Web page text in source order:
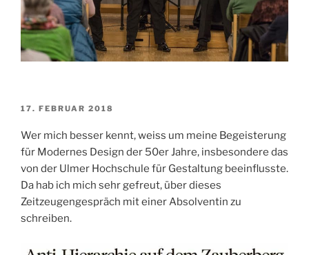
VERÖFFENTLICHT
17. FEBRUAR 2018
Wer mich besser kennt, weiss um meine Begeisterung
für Modernes Design der 50er Jahre, insbesondere das
von der Ulmer Hochschule für Gestaltung beeinflusste.
Da hab ich mich sehr gefreut, über dieses
Zeitzeugengespräch mit einer Absolventin zu
schreiben.